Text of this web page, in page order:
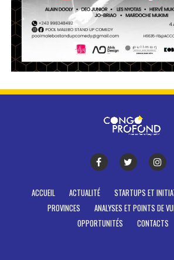
ACCUEIL ACTUALITÉ STARTUPS ET
PROVINCES
ANALYSES ET POINTS DE
OPPORTUNITÉS
CONTACTS